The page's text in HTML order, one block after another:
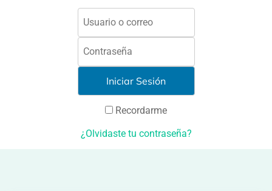
Recordarme
¿Olvidaste tu contraseña?